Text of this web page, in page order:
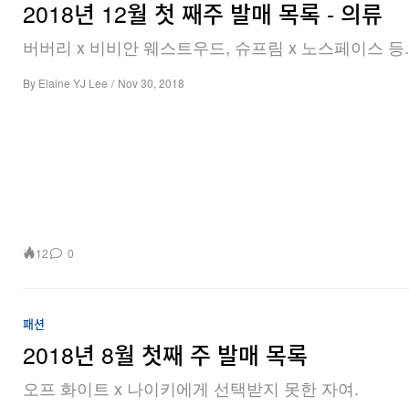
2018년 12월 첫 째주 발매 목록 - 의류
버버리 x 비비안 웨스트우드, 슈프림 x 노스페이스 등.
By Elaine YJ Lee / Nov 30, 2018
12 0
패션
2018년 8월 첫째 주 발매 목록
오프 화이트 x 나이키에게 선택받지 못한 자여.